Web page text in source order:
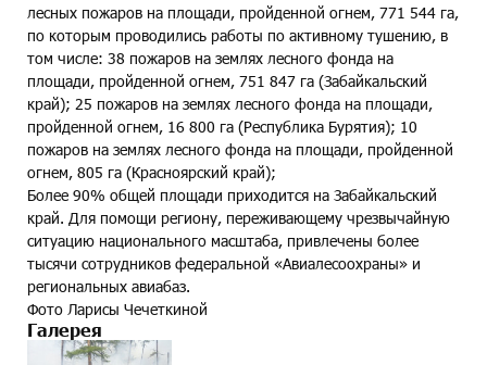
лесных пожаров на площади, пройденной огнем, 771 544 га,
по которым проводились работы по активному тушению, в
том числе: 38 пожаров на землях лесного фонда на
площади, пройденной огнем, 751 847 га (Забайкальский
край); 25 пожаров на землях лесного фонда на площади,
пройденной огнем, 16 800 га (Республика Бурятия); 10
пожаров на землях лесного фонда на площади, пройденной
огнем, 805 га (Красноярский край);
Более 90% общей площади приходится на Забайкальский
край. Для помощи региону, переживающему чрезвычайную
ситуацию национального масштаба, привлечены более
тысячи сотрудников федеральной «Авиалесоохраны» и
региональных авиабаз.
Фото Ларисы Чечеткиной
Галерея